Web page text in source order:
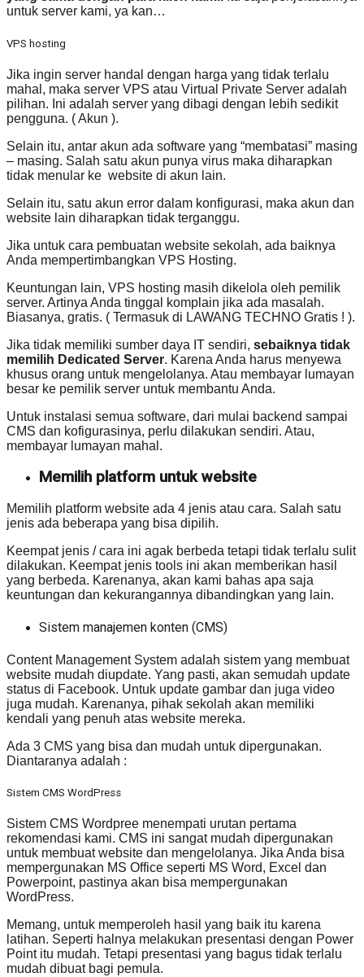
untuk server kami, ya kan…
VPS hosting
Jika ingin server handal dengan harga yang tidak terlalu
mahal, maka server VPS atau Virtual Private Server adalah
pilihan. Ini adalah server yang dibagi dengan lebih sedikit
pengguna. ( Akun ).
Selain itu, antar akun ada software yang “membatasi” masing
– masing. Salah satu akun punya virus maka diharapkan
tidak menular ke website di akun lain.
Selain itu, satu akun error dalam konfigurasi, maka akun dan
website lain diharapkan tidak terganggu.
Jika untuk cara pembuatan website sekolah, ada baiknya
Anda mempertimbangkan VPS Hosting.
Keuntungan lain, VPS hosting masih dikelola oleh pemilik
server. Artinya Anda tinggal komplain jika ada masalah.
Biasanya, gratis. ( Termasuk di LAWANG TECHNO Gratis ! ).
Jika tidak memiliki sumber daya IT sendiri, sebaiknya tidak
memilih Dedicated Server. Karena Anda harus menyewa
khusus orang untuk mengelolanya. Atau membayar lumayan
besar ke pemilik server untuk membantu Anda.
Untuk instalasi semua software, dari mulai backend sampai
CMS dan kofigurasinya, perlu dilakukan sendiri. Atau,
membayar lumayan mahal.
Memilih platform untuk website
Memilih platform website ada 4 jenis atau cara. Salah satu
jenis ada beberapa yang bisa dipilih.
Keempat jenis / cara ini agak berbeda tetapi tidak terlalu sulit
dilakukan. Keempat jenis tools ini akan memberikan hasil
yang berbeda. Karenanya, akan kami bahas apa saja
keuntungan dan kekurangannya dibandingkan yang lain.
Sistem manajemen konten (CMS)
Content Management System adalah sistem yang membuat
website mudah diupdate. Yang pasti, akan semudah update
status di Facebook. Untuk update gambar dan juga video
juga mudah. Karenanya, pihak sekolah akan memiliki
kendali yang penuh atas website mereka.
Ada 3 CMS yang bisa dan mudah untuk dipergunakan.
Diantaranya adalah :
Sistem CMS WordPress
Sistem CMS Wordpree menempati urutan pertama
rekomendasi kami. CMS ini sangat mudah dipergunakan
untuk membuat website dan mengelolanya. Jika Anda bisa
mempergunakan MS Office seperti MS Word, Excel dan
Powerpoint, pastinya akan bisa mempergunakan
WordPress.
Memang, untuk memperoleh hasil yang baik itu karena
latihan. Seperti halnya melakukan presentasi dengan Power
Point itu mudah. Tetapi presentasi yang bagus tidak terlalu
mudah dibuat bagi pemula.